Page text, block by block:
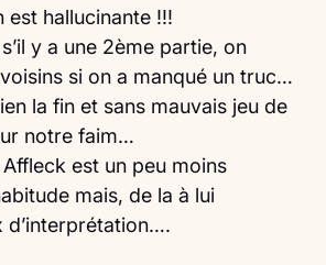
est hallucinante !!!
y a une 2ème partie, on
si on a manqué un truc…
la fin et sans mauvais jeu de
notre faim…
est un peu moins
mais, de la à lui
d’interprétation….